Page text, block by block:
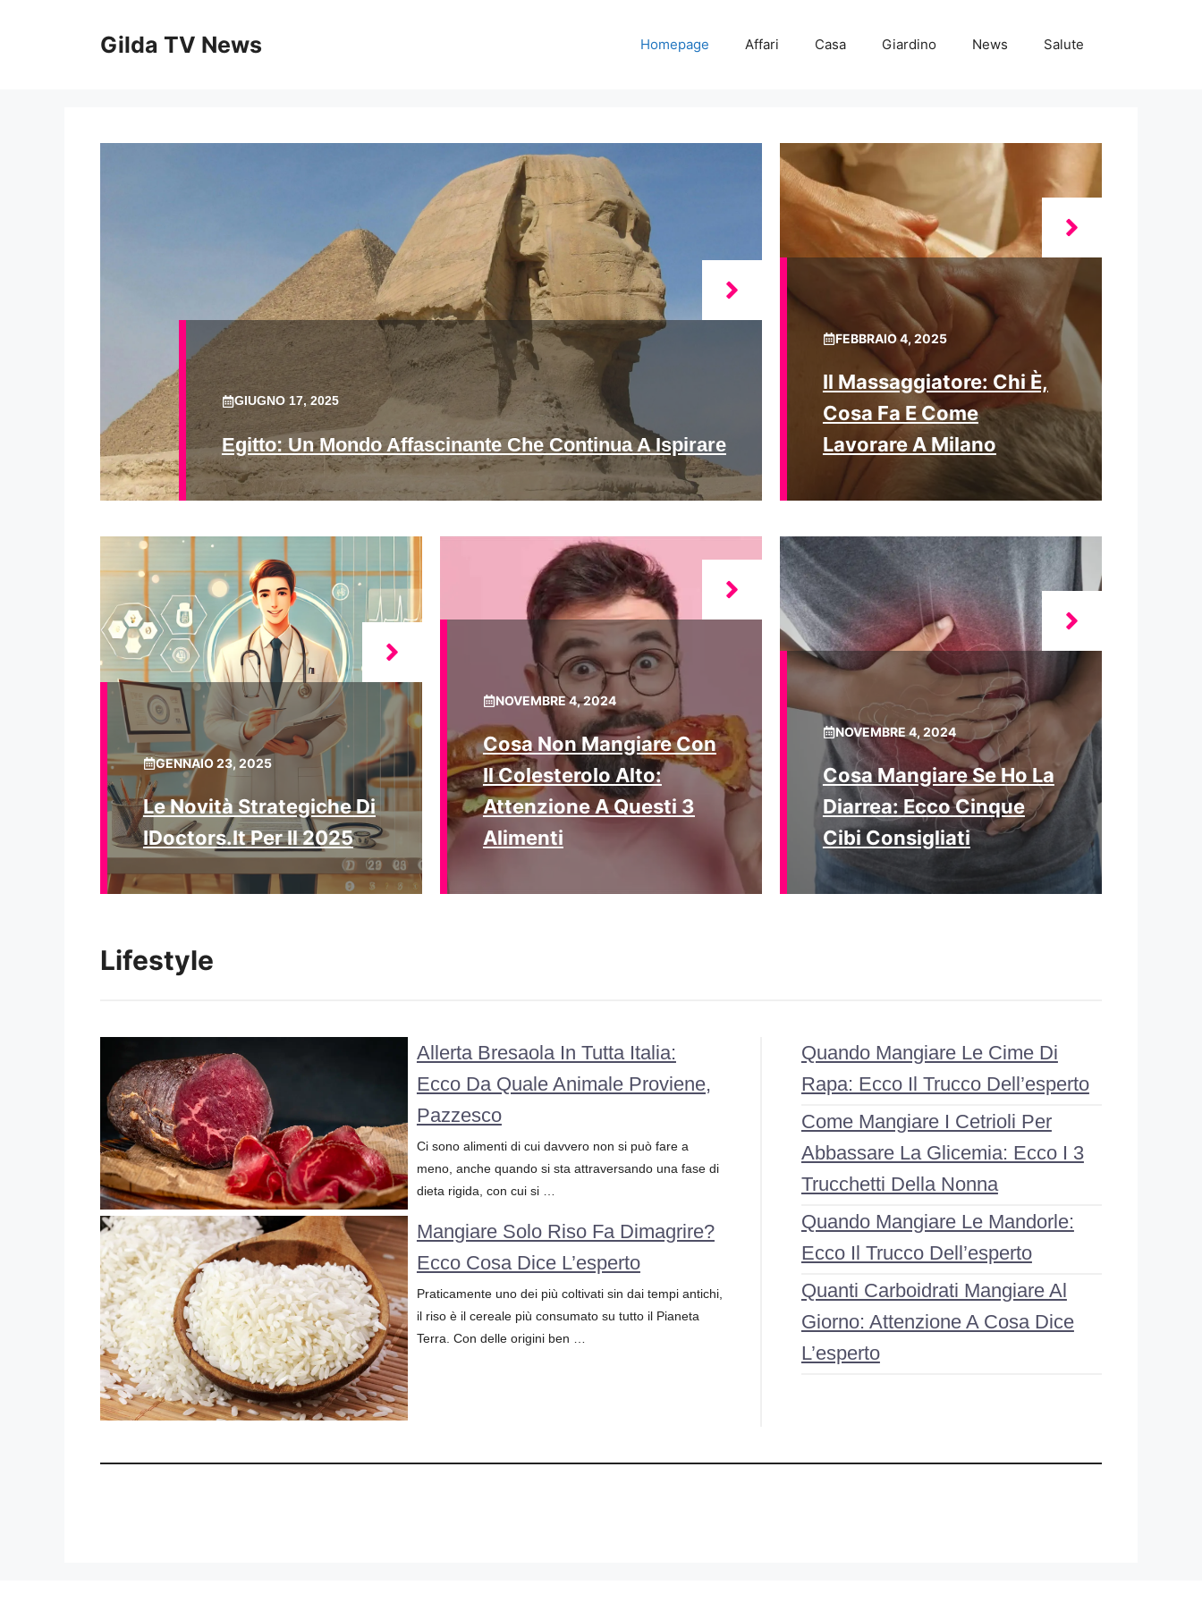
Gilda TV News Homepage Affari Casa Giardino News Salute
GIUGNO 17, 2025
Egitto: Un Mondo Affascinante Che Continua A Ispirare
FEBBRAIO 4, 2025
Il Massaggiatore: Chi È,
Cosa Fa E Come
Lavorare A Milano
GENNAIO 23, 2025
Le Novità Strategiche Di
IDoctors.it Per Il 2025
NOVEMBRE 4, 2024
Cosa Non Mangiare Con
Il Colesterolo Alto:
Attenzione A Questi 3
Alimenti
NOVEMBRE 4, 2024
Cosa Mangiare Se Ho La
Diarrea: Ecco Cinque
Cibi Consigliati
Lifestyle
Allerta Bresaola In Tutta Italia:
Ecco Da Quale Animale Proviene,
Pazzesco
Ci sono alimenti di cui davvero non si può fare a
meno, anche quando si sta attraversando una fase di
dieta rigida, con cui si …
Mangiare Solo Riso Fa Dimagrire?
Ecco Cosa Dice L’esperto
Praticamente uno dei più coltivati sin dai tempi antichi,
il riso è il cereale più consumato su tutto il Pianeta
Terra. Con delle origini ben …
Quando Mangiare Le Cime Di
Rapa: Ecco Il Trucco Dell’esperto
Come Mangiare I Cetrioli Per
Abbassare La Glicemia: Ecco I 3
Trucchetti Della Nonna
Quando Mangiare Le Mandorle:
Ecco Il Trucco Dell’esperto
Quanti Carboidrati Mangiare Al
Giorno: Attenzione A Cosa Dice
L’esperto